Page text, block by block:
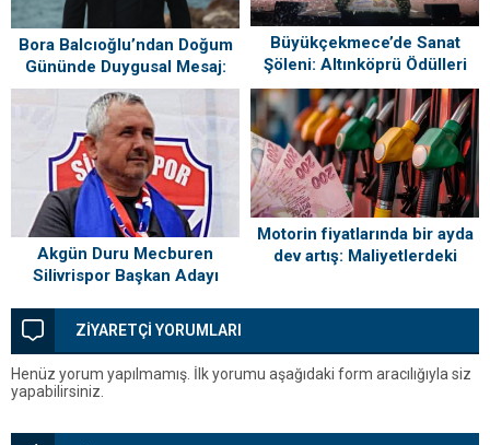
Bora Balcıoğlu’ndan Doğum
Gününde Duygusal Mesaj:
“Silivri’mi Çok Özlüyorum”
Büyükçekmece’de Sanat
Şöleni: Altınköprü Ödülleri
Sahiplerini Buldu!
Akgün Duru Mecburen
Silivrispor Başkan Adayı
Motorin fiyatlarında bir ayda
dev artış: Maliyetlerdeki
ZİYARETÇİ YORUMLARI
Henüz yorum yapılmamış. İlk yorumu aşağıdaki form aracılığıyla siz
yapabilirsiniz.